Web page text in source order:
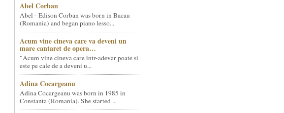
Abel Corban
Abel - Edison Corban was born in Bacau
(Romania) and began piano lesso...
Acum vine cineva care va deveni un
mare cantaret de opera…
"Acum vine cineva care intr-adevar poate si
este pe cale de a deveni u...
Adina Cocargeanu
Adina Cocargeanu was born in 1985 in
Constanta (Romania). She started ...